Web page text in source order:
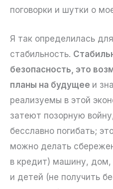
поговорки и шутки о
Я так определилась
стабильность.
безопасность, это
планы на будущее и
реализуемы в этой
затеют позорную
бесславно погибать;
можно делать
в кредит) машину, дом,
и детей (не получить